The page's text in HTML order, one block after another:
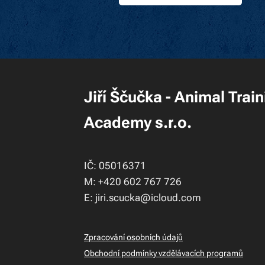
Jiří Ščučka - Animal
Academy s.r.o.
IČ: 05016371
M: +420 602 767 726
E: jiri.scucka@icloud.com
Zpracování osobních údajů
Obchodní podmínky vzdělávacích programů